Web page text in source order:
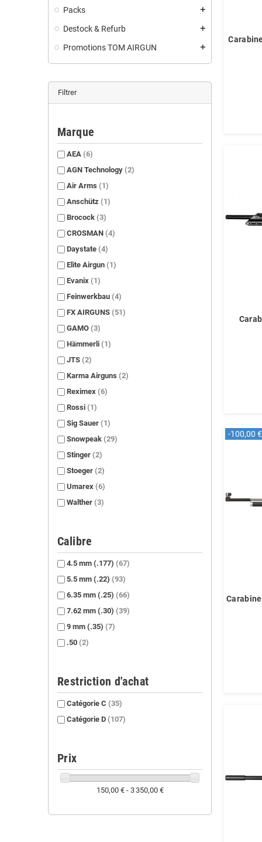
Packs add
Destock & Refurb add
Promotions TOM AIRGUN add
Filtrer
Marque
AEA (6)
AGN Technology (2)
Air Arms (1)
Anschütz (1)
Brocock (3)
CROSMAN (4)
Daystate (4)
Elite Airgun (1)
Evanix (1)
Feinwerkbau (4)
FX AIRGUNS (51)
GAMO (3)
Hämmerli (1)
JTS (2)
Karma Airguns (2)
Reximex (6)
Rossi (1)
Sig Sauer (1)
Snowpeak (29)
Stinger (2)
Stoeger (2)
Umarex (6)
Walther (3)
Calibre
4.5 mm (.177) (67)
5.5 mm (.22) (93)
6.35 mm (.25) (66)
7.62 mm (.30) (39)
9 mm (.35) (7)
.50 (2)
Restriction d'achat
Catégorie C (35)
Catégorie D (107)
Prix
150,00 € - 3 350,00 €
-100,00 €